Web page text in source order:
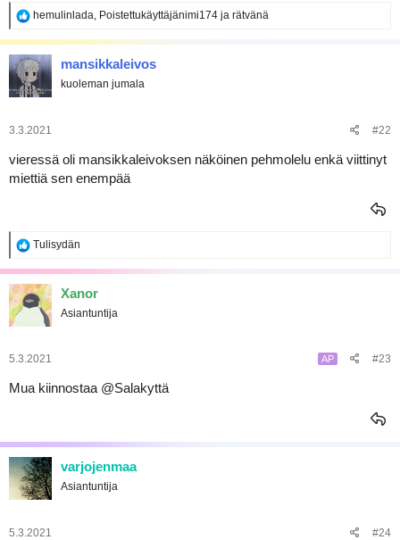
R
a
k
t
i
o
:
hemulinlada, Poistettukäyttäjänimi174 ja rätvänä
mansikkaleivos
kuoleman jumala
3.3.2021 #22
vieressä oli mansikkaleivoksen näköinen pehmolelu enkä viittinyt
miettiä sen enempää
R
a
k
t
o
:
Tulisydän
Xanor
Asiantuntija
5.3.2021 AP #23
Mua kiinnostaa @Salakyttä
varjojenmaa
Asiantuntija
5.3.2021 #24